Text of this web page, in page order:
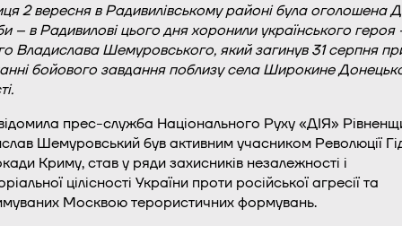
2 вересня в Радивилівському районі була оголошена
– в Радивилові цього дня хоронили українського
Владислава Шемуровського, який загинув 31 серпня
бойового завдання поблизу села Широкине
прес-служба Національного Руху «ДІЯ»
Шемуровський був активним учасником Революції
Криму, став у ряди захисників незалежності і
цілісності України проти російської агресії та
Москвою терористичних формувань.